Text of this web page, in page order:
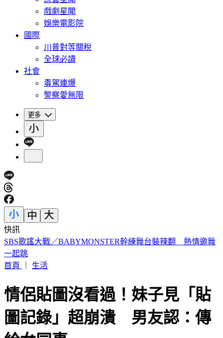
戲劇星聞
娛樂電影院
國際
川普對等關稅
全球必讀
社會
毒駕連爆
警察愛無限
更多
快訊
19歲女大生「父親節提嬰屍報案」 涉殺人罪遭聲押
首頁｜
情侶貼圖沒看過！妹子見「貼
圖記錄」超崩潰 男友認：傳
給女同事